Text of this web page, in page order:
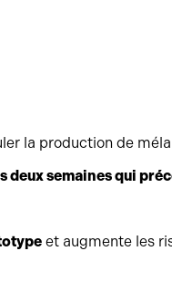
la production de
deux semaines qui
et augmente les